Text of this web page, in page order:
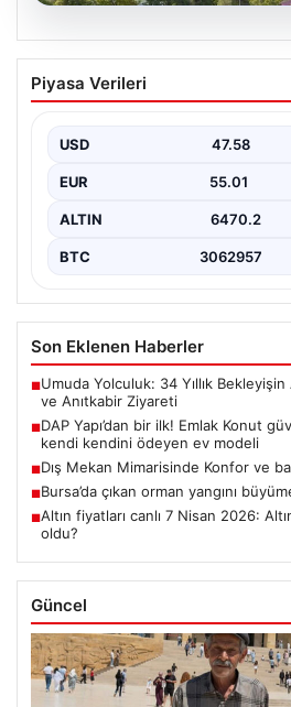
05.08.2026
DAP Yapı’dan bir ilk!
güvencesi Dap
Piyasa Verileri
USD 47.58
EUR 55.01
ALTIN 6470.2
BTC 3062957
Son Eklenen Haberler
■Umuda Yolculuk: 34 Yıllık
ve Anıtkabir Ziyareti
■DAP Yapı’dan bir ilk! Emlak Konut
kendi kendini ödeyen ev modeli
■Dış Mekan Mimarisinde Konfor ve
■Bursa’da çıkan orman yangını
■Altın fiyatları canlı 7 Nisan 2026:
oldu?
Güncel